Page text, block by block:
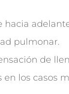
hacia
pulmonar.
de
los casos